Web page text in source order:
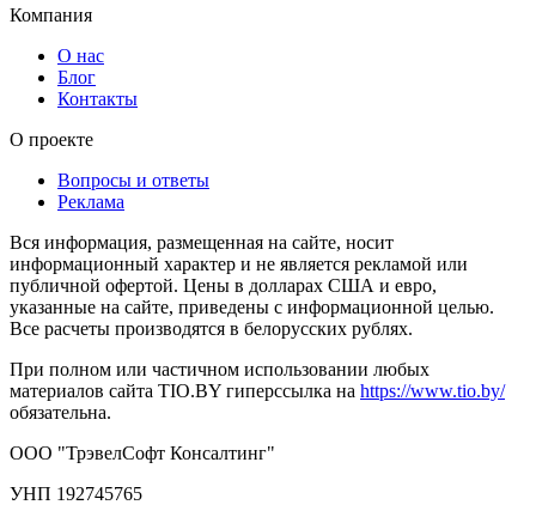
Компания
О нас
Блог
Контакты
О проекте
Вопросы и ответы
Реклама
Вся информация, размещенная на сайте, носит
информационный характер и не является рекламой или
публичной офертой. Цены в долларах США и евро,
указанные на сайте, приведены с информационной целью.
Все расчеты производятся в белорусских рублях.
При полном или частичном использовании любых
материалов сайта TIO.BY гиперссылка на https://www.tio.by/
обязательна.
ООО "ТрэвелСофт Консалтинг"
УНП 192745765